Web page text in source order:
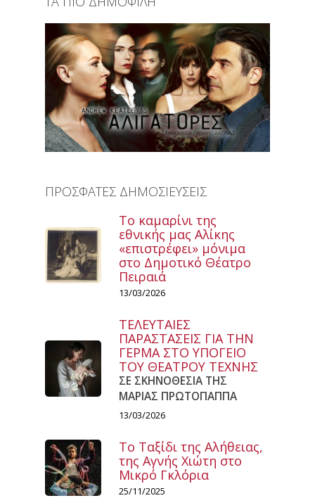
ΠΡΟΣΦΑΤΕΣ ΔΗΜΟΣΙΕΥΣΕΙΣ
Το καμαρίνι της
εθνικής μας Αλίκης
«επιστρέφει» μόνιμα
στο Δημοτικό Θέατρο
Πειραιά
13/03/2026
ΤΕΛΕΥΤΑΙΕΣ
ΠΑΡΑΣΤΑΣΕΙΣ ΓΙΑ ΤΗΝ
ΓΕΡΜΑ ΣΤΟ ΥΠΟΓΕΙΟ
ΤΟΥ ΘΕΑΤΡΟΥ ΤΕΧΝΗΣ
ΣΕ ΣΚΗΝΟΘΕΣΙΑ ΤΗΣ
ΜΑΡΙΑΣ ΠΡΩΤΟΠΑΠΠΑ
13/03/2026
Το Ταξίδι της Αλήθειας,
της Αγνής Χιώτη στο
Μικρό Γκλόρια
25/11/2025